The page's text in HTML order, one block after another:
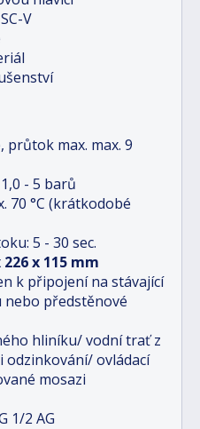
V
průtok max. max. 9
- 5 barů
70 °C (krátkodobé
5 - 30 sec.
x 115 mm
k připojení na stávající
nebo předstěnové
hliníku/ vodní trať z
odzinkování/ ovládací
mosazi
1/2 AG